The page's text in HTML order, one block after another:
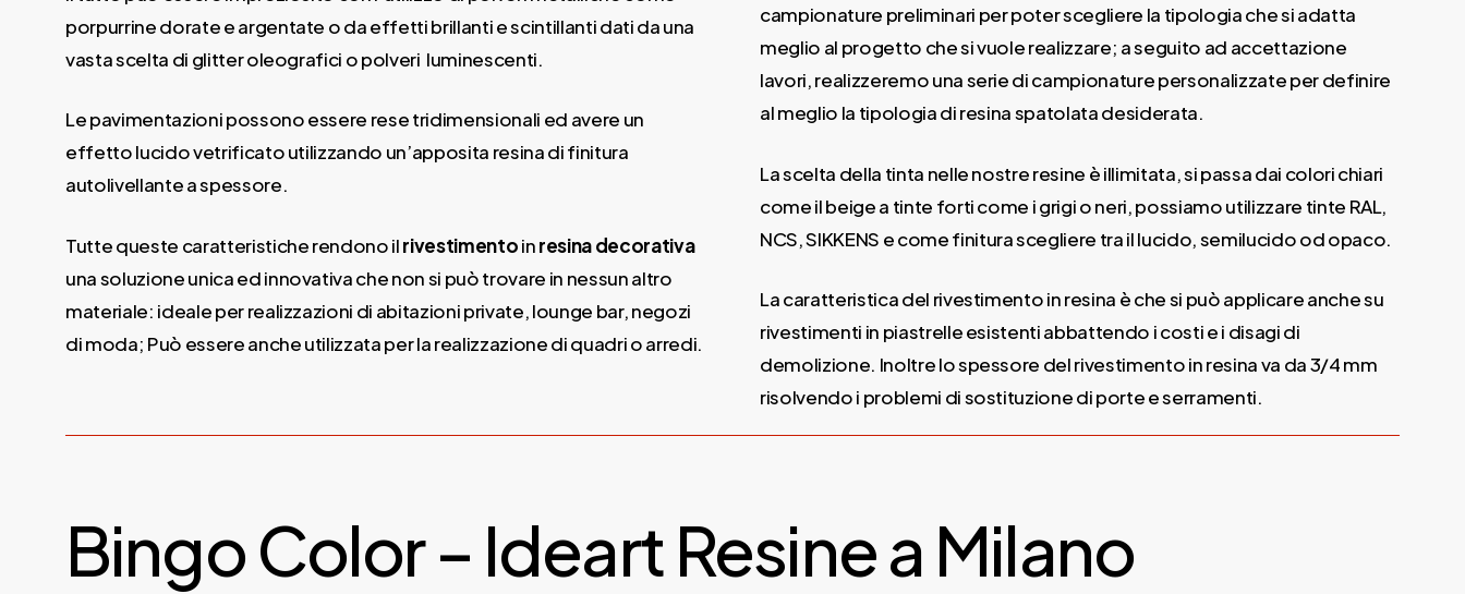
porpurrine dorate e argentate o da effetti brillanti e scintillanti dati da una
vasta scelta di glitter oleografici o polveri luminescenti.
Le pavimentazioni possono essere rese tridimensionali ed avere un
effetto lucido vetrificato utilizzando un’apposita resina di finitura
autolivellante a spessore.
Tutte queste caratteristiche rendono ilrivestimentoinresina decorativa
una soluzione unica ed innovativa che non si può trovare in nessun altro
materiale: ideale per realizzazioni di abitazioni private, lounge bar, negozi
di moda; Può essere anche utilizzata per la realizzazione di quadri o arredi.
campionature preliminari per poter scegliere la tipologia che si adatta
meglio al progetto che si vuole realizzare; a seguito ad accettazione
lavori, realizzeremo una serie di campionature personalizzate per definire
al meglio la tipologia di resina spatolata desiderata.
La scelta della tinta nelle nostre resine è illimitata, si passa dai colori chiari
come il beige a tinte forti come i grigi o neri, possiamo utilizzare tinte RAL,
NCS, SIKKENS e come finitura scegliere tra il lucido, semilucido od opaco.
La caratteristica del rivestimento in resina è che si può applicare anche su
rivestimenti in piastrelle esistenti abbattendo i costi e i disagi di
demolizione. Inoltre lo spessore del rivestimento in resina va da 3/4 mm
risolvendo i problemi di sostituzione di porte e serramenti.
Bingo Color – Ideart Resine a Milano